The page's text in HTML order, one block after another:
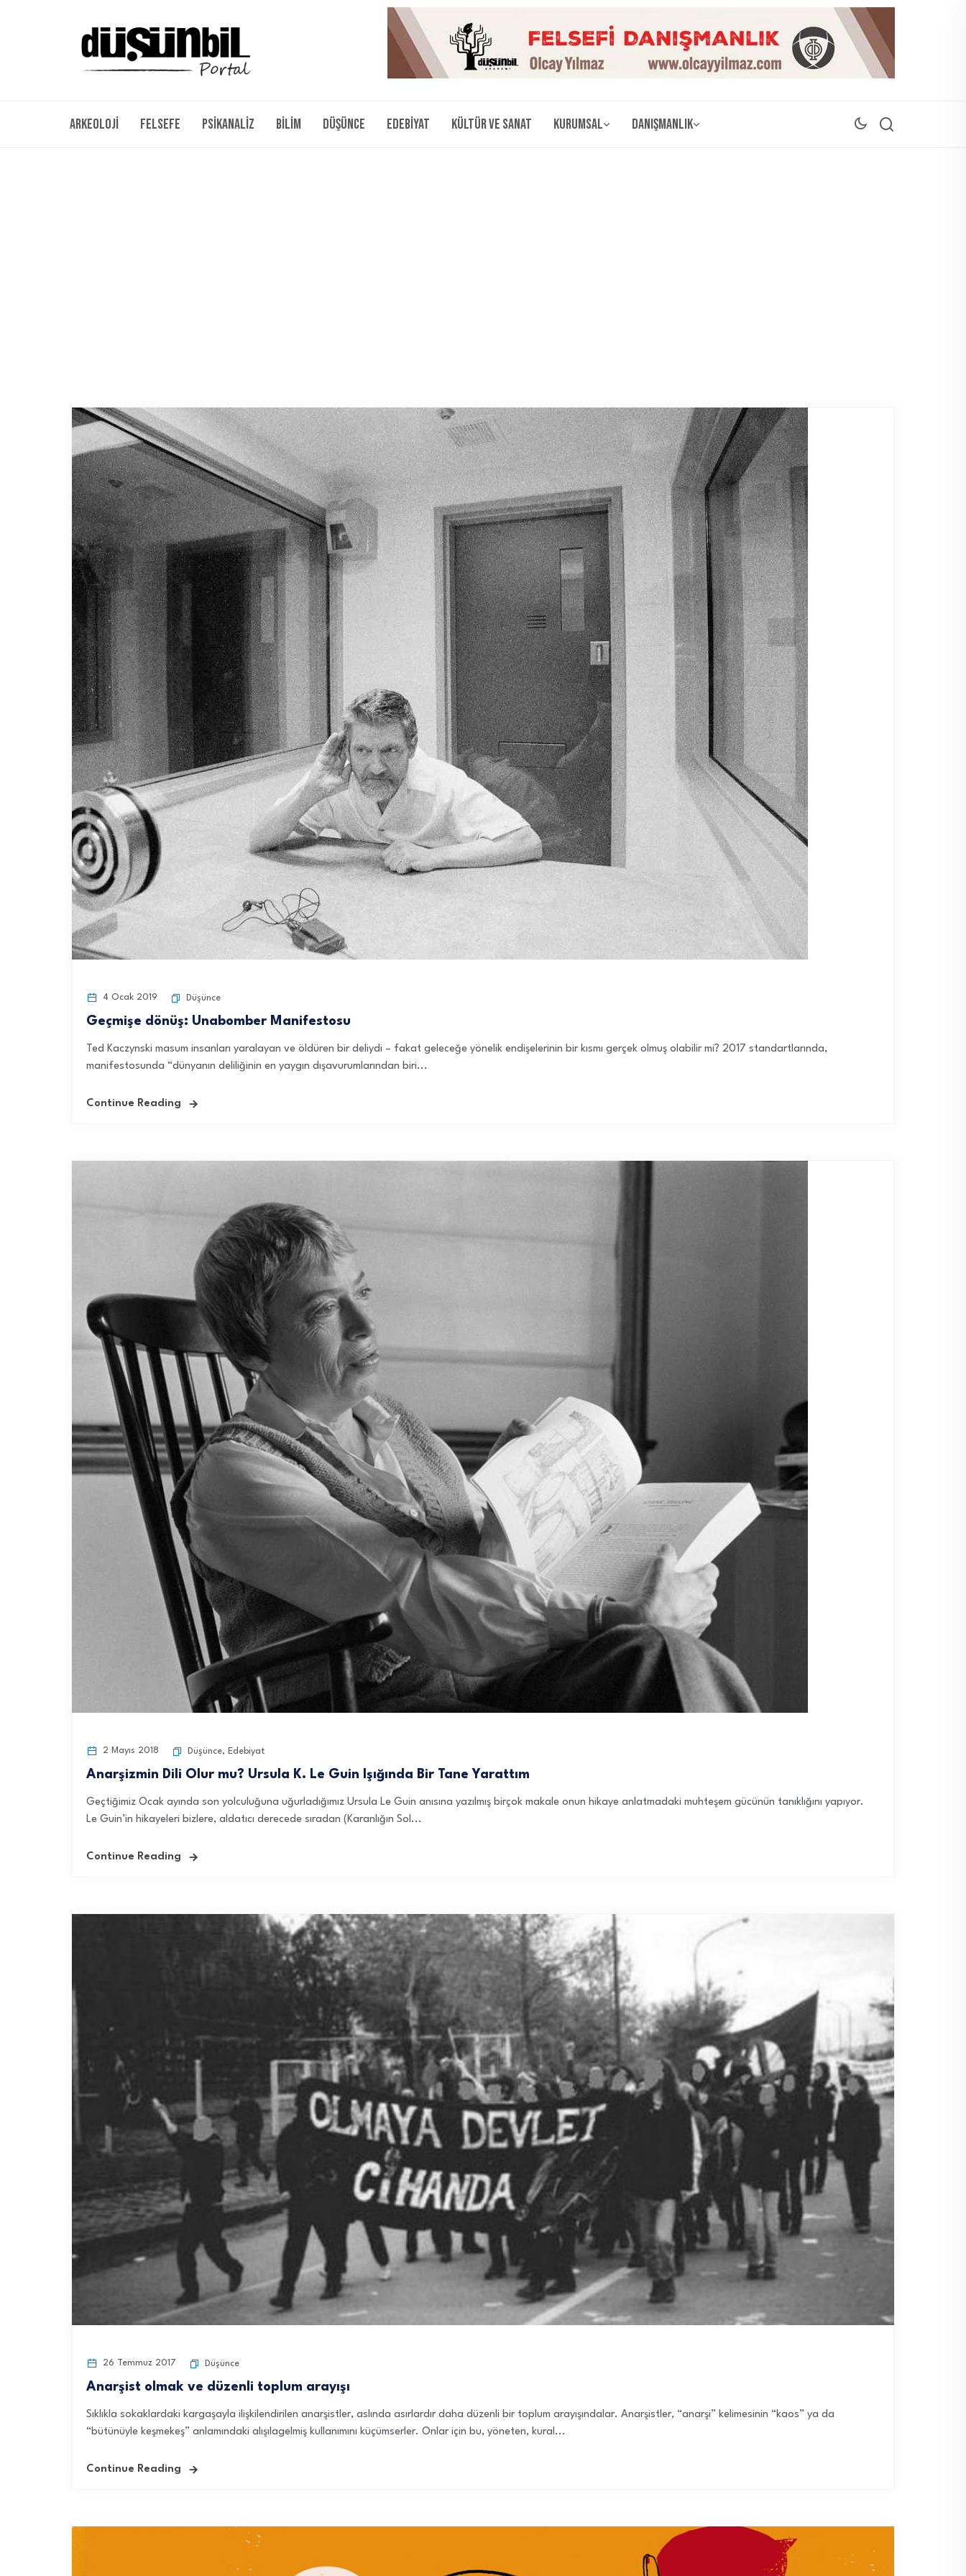
Arkeoloji Felsefe Psikanaliz Bilim Düşünce Edebiyat Kültür ve Sanat Kurumsal Danışmanlık
4 Ocak 2019 Düşünce
Geçmişe dönüş: Unabomber Manifestosu
Ted Kaczynski masum insanları yaralayan ve öldüren bir deliydi – fakat geleceğe yönelik endişelerinin bir kısmı gerçek olmuş olabilir mi? 2017 standartlarında,
manifestosunda “dünyanın deliliğinin en yaygın dışavurumlarından biri...
Continue Reading
2 Mayıs 2018 Düşünce, Edebiyat
Anarşizmin Dili Olur mu? Ursula K. Le Guin Işığında Bir Tane Yarattım
Geçtiğimiz Ocak ayında son yolculuğuna uğurladığımız Ursula Le Guin anısına yazılmış birçok makale onun hikaye anlatmadaki muhteşem gücünün tanıklığını yapıyor.
Le Guin’in hikayeleri bizlere, aldatıcı derecede sıradan (Karanlığın Sol...
Continue Reading
26 Temmuz 2017 Düşünce
Anarşist olmak ve düzenli toplum arayışı
Sıklıkla sokaklardaki kargaşayla ilişkilendirilen anarşistler, aslında asırlardır daha düzenli bir toplum arayışındalar. Anarşistler, “anarşi” kelimesinin “kaos” ya da
“bütünüyle keşmekeş” anlamındaki alışılagelmiş kullanımını küçümserler. Onlar için bu, yöneten, kural...
Continue Reading